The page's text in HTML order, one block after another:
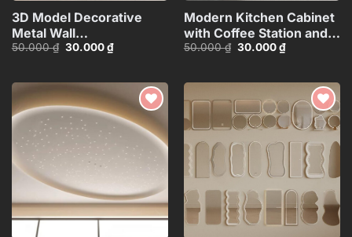
3D Model Decorative
Metal Wall
Panels_106389229
50.000₫ Giá
30.000₫Giá
hiện
30.000 ₫.
Modern Kitchen Cabinet
with Coffee Station and
Appliances – 3D
50.000₫ Giá
30.000₫Giá
hiện
30.000 ₫.
Add to
wishlist
Add to
wishlist